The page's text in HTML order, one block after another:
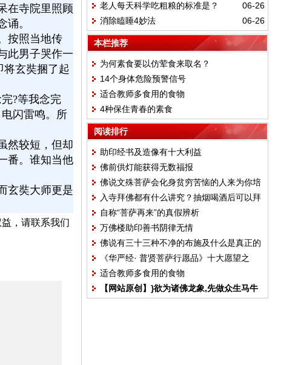
在寺院里照顾
。
按照当地传
此男子哭作一
玄奘捆了起
?等我念完
闪雷鸣。所
然较短，但却
番。谁知当他
玄奘大师更是
，请联系我们
06-26
老人每天科学吃粗粮的标准是？
06-26
消除瞌睡4妙法
本栏推荐
为何素食要以仿荤食来取名？
14个身体危险预警信号
适合教师多食用的食物
4种保住青春的素食
阅读排行
助印经书及造像有十大利益
佛前供灯能获得无数福报
佛说文殊菩萨会化身贫穷苦恼的人来为你培
福
入寺拜佛都有什么讲究？抽烟喝酒后可以拜
佛吗？
自称“菩萨再来”的真假辨析
万佛楼助印善书阴律无情
佛说有三十三种不净的布施及什么是真正的
布施
《华严经· 普贤菩萨行愿品》十大愿望之
一：随顺众生
适合教师多食用的食物
【网站原创】}欲为诸佛龙象,先做众生马牛